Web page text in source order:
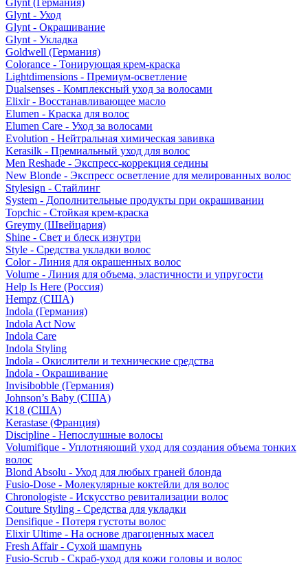
Glynt (Германия)
Glynt - Уход
Glynt - Окрашивание
Glynt - Укладка
Goldwell (Германия)
Colorance - Тонирующая крем-краска
Lightdimensions - Премиум-осветление
Dualsenses - Комплексный уход за волосами
Elixir - Восстанавливающее масло
Elumen - Краска для волос
Elumen Care - Уход за волосами
Evolution - Нейтральная химическая завивка
Kerasilk - Премиальный уход для волос
Men Reshade - Экспресс-коррекция седины
New Blonde - Экспресс осветление для мелированных волос
Stylesign - Стайлинг
System - Дополнительные продукты при окрашивании
Topchic - Стойкая крем-краска
Greymy (Швейцария)
Shine - Свет и блеск изнутри
Style - Средства укладки волос
Color - Линия для окрашенных волос
Volume - Линия для объема, эластичности и упругости
Help Is Here (Россия)
Hempz (США)
Indola (Германия)
Indola Act Now
Indola Care
Indola Styling
Indola - Окислители и технические средства
Indola - Окрашивание
Invisibobble (Германия)
Johnson’s Baby (США)
K18 (США)
Kerastase (Франция)
Discipline - Непослушные волосы
Volumifique - Уплотняющий уход для создания объема тонких
волос
Blond Absolu - Уход для любых граней блонда
Fusio-Dose - Молекулярные коктейли для волос
Chronologiste - Искусство ревитализации волос
Couture Styling - Средства для укладки
Densifique - Потеря густоты волос
Elixir Ultime - На основе драгоценных масел
Fresh Affair - Сухой шампунь
Fusio-Scrub - Скраб-уход для кожи головы и волос